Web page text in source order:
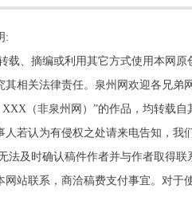
:
、摘编或利用其它方式使用本网原
相关法律责任。泉州网欢迎各兄弟
（非泉州网）”的作品，均转载
若认为有侵权之处请来电告知，我
法及时确认稿件作者并与作者取得
网站联系，商洽稿费支付事宜。对